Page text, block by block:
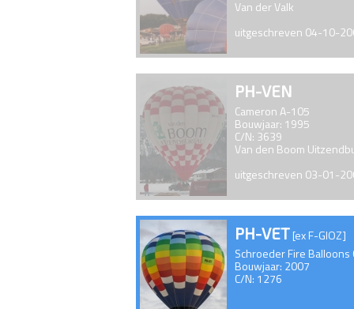
Van der Valk
uitgeschreven 04-10-
PH-VEN
Cameron A-105
Bouwjaar: 1995
C/N: 3639
Van den Boom
uitgeschreven 03-01-
PH-VET[ex F-GIOZ]
Schroeder Fire Balloons
Bouwjaar: 2007
C/N: 1276